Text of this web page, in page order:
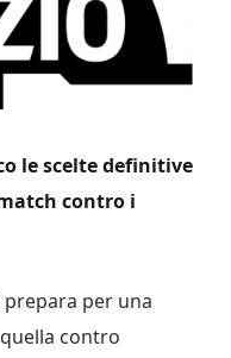
le scelte definitive
contro i
per una
contro